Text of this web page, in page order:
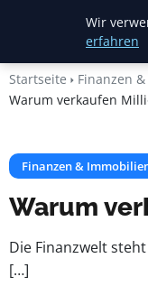
Heide
Startseite
Finanzen
Warum verkaufen
Finanzen &
Warum
Die Finanzwelt
[…]
Wir
erfahren